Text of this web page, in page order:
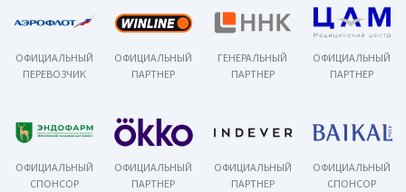
ОФИЦИАЛЬНЫЙ
ПЕРЕВОЗЧИК
ОФИЦИАЛЬНЫЙ
ПАРТНЕР
ГЕНЕРАЛЬНЫЙ
ПАРТНЕР
ОФИЦИАЛЬНЫЙ
ПАРТНЕР
ОФИЦИАЛЬНЫЙ
СПОНСОР
ОФИЦИАЛЬНЫЙ
ПАРТНЕР
ОФИЦИАЛЬНЫЙ
ПАРТНЕР
ОФИЦИАЛЬНЫЙ
СПОНСОР